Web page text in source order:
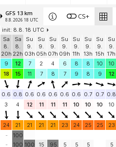
GFS 13 km
8.8. 2026 18 UTC CS+
init: 8.8. 18 UTC
Sa
8.
20h
Sa
8.
22h
Su
9.
03h
Su
9.
05h
Su
9.
07h
Su
9.
09h
Su
9.
11h
Su
9.
13h
Su
9.
15h
Su
9.
17h
9
12 7 2 4 6 8 8 10 10
18
15 11 7 8 7 9 8 9 12
0.6 0.8 0.6 0.6 0.6 0.6 0.6 0.7 0.7 0.8
3
4 12 11 11 11 10 10 10 10
24 21 21 21 21 23 24 25 25 23
-
-
100
100 100
15 95
5
5 5 5